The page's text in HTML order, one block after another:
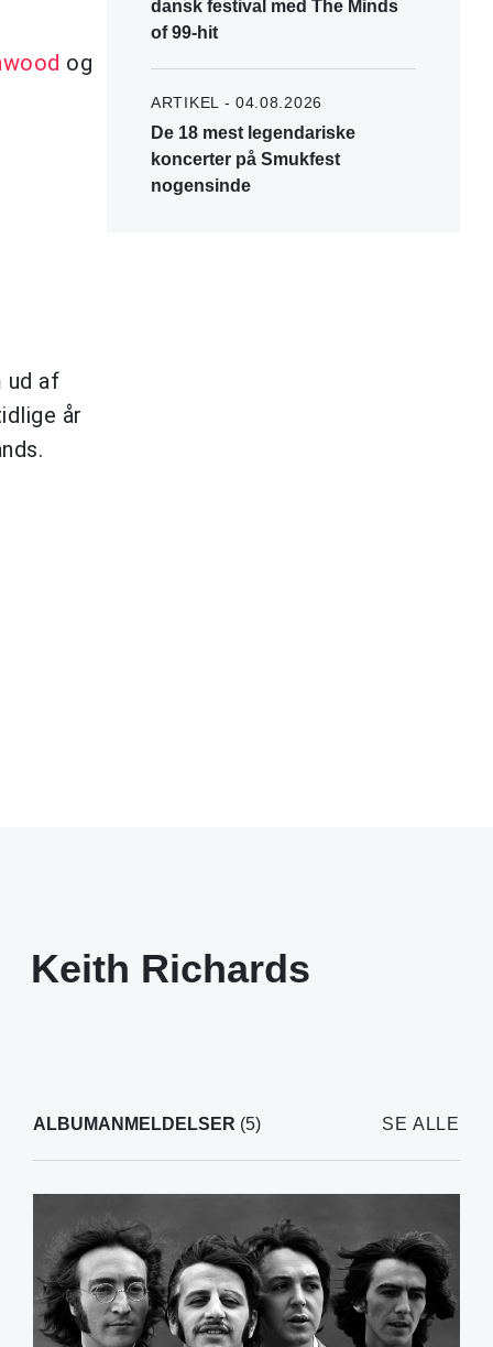
og
ud af
år
dansk festival med The Minds
of 99-hit
ARTIKEL - 04.08.2026
De 18 mest legendariske
koncerter på Smukfest
nogensinde
Keith Richards
ALBUMANMELDELSER (5) SE ALLE